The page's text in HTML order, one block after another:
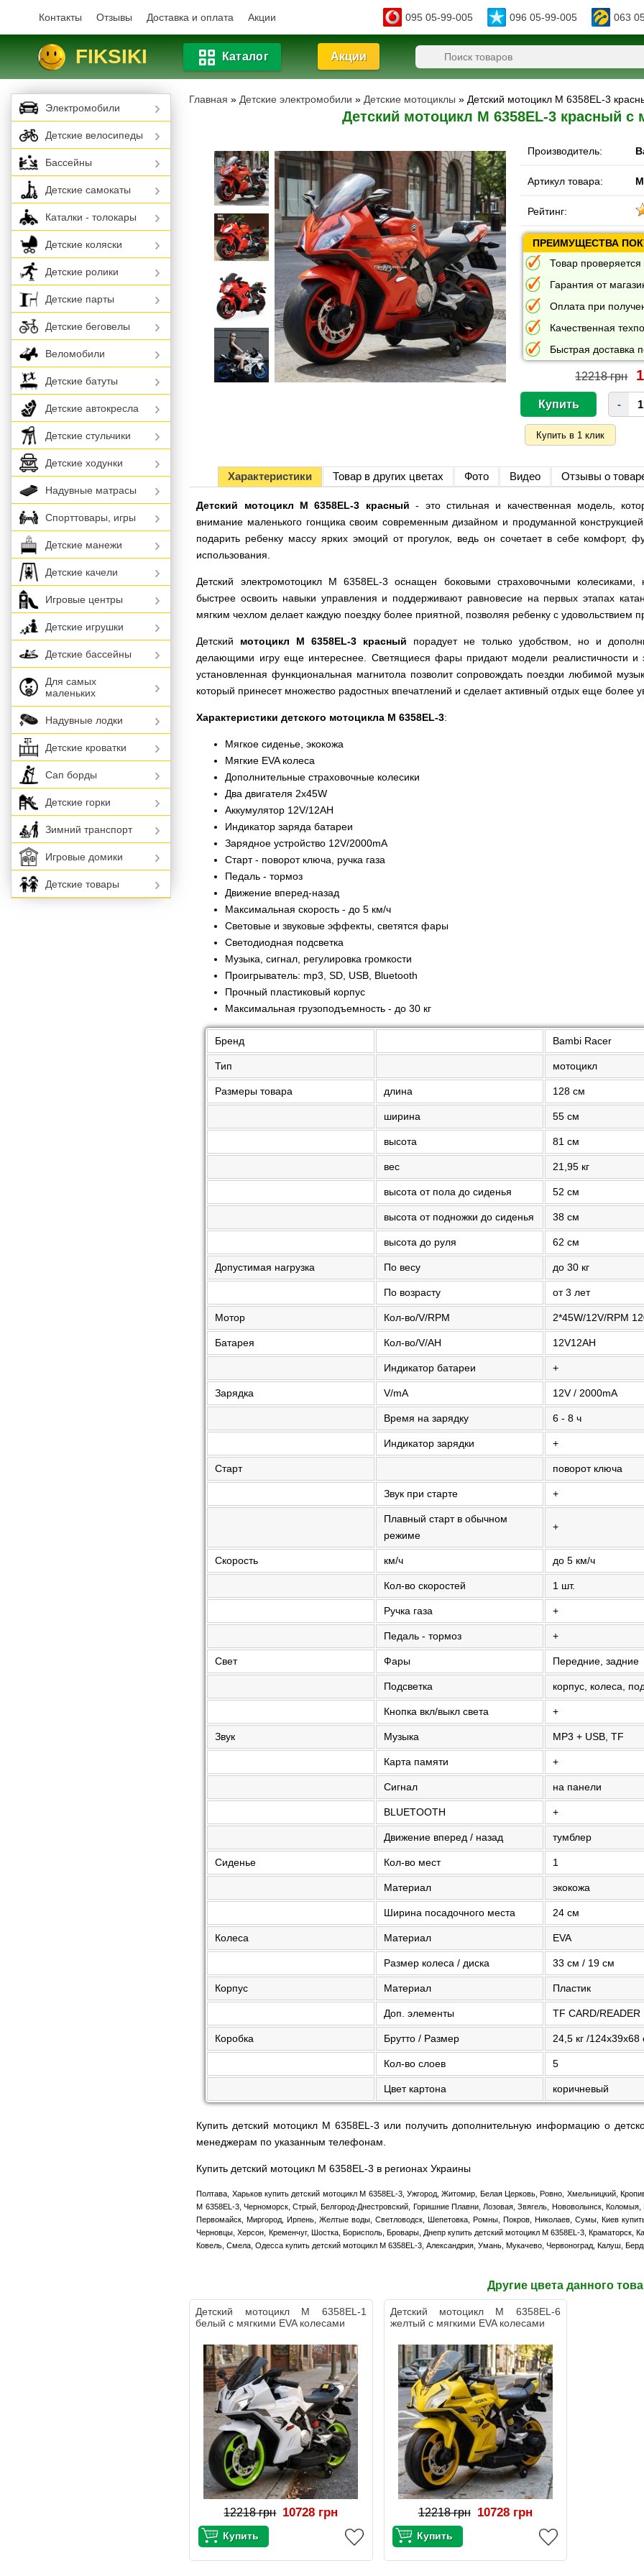
Контакты Отзывы Доставка и оплата Акции 095 05-99-005 096 05-99-005 063
FIKSIKI Каталог Акции
Главная » Детские электромобили » Детские мотоциклы » Детский мотоцикл M 6358EL-3
Детский мотоцикл M 6358EL-3 красный с
Производитель:
Артикул товара:
Рейтинг:
ПРЕИМУЩЕСТВА
Товар
Гарантия от
Оплата при
Качественная
Быстрая доставка
12218 грн
-
Характеристики Товар в других цветах Фото Видео Отзывы о
Детский мотоцикл M 6358EL-3 красный - это стильная и качественная модель,
внимание маленького гонщика своим современным дизайном и продуманной
подарить ребенку массу ярких эмоций от прогулок, ведь он сочетает в себе комфорт,
использования.
Детский электромотоцикл M 6358EL-3 оснащен боковыми страховочными колесиками,
быстрее освоить навыки управления и поддерживают равновесие на первых этапах
мягким чехлом делает каждую поездку более приятной, позволяя ребенку с удовольствием
Детский мотоцикл M 6358EL-3 красный порадует не только удобством, но и
делающими игру еще интереснее. Светящиеся фары придают модели реалистичности
установленная функциональная магнитола позволит сопровождать поездки любимой
который принесет множество радостных впечатлений и сделает активный отдых еще более
Характеристики детского мотоцикла M 6358EL-3:
Мягкое сиденье, экокожа
Мягкие EVA колеса
Дополнительные страховочные колесики
Два двигателя 2х45W
Аккумулятор 12V/12AH
Индикатор заряда батареи
Зарядное устройство 12V/2000mA
Старт - поворот ключа, ручка газа
Педаль - тормоз
Движение вперед-назад
Максимальная скорость - до 5 км/ч
Световые и звуковые эффекты, светятся фары
Светодиодная подсветка
Музыка, сигнал, регулировка громкости
Проигрыватель: mp3, SD, USB, Bluetooth
Прочный пластиковый корпус
Максимальная грузоподъемность - до 30 кг
Бренд Bambi Racer
Тип мотоцикл
Размеры товара длина 128 см
ширина 55 см
высота 81 см
вес 21,95 кг
высота от пола до сиденья 52 см
высота от подножки до сиденья 38 см
высота до руля 62 см
Допустимая нагрузка По весу до 30 кг
По возрасту от 3 лет
Мотор Кол-во/V/RPM 2*45W/12V/RPM
Батарея Кол-во/V/AH 12V12AH
Индикатор батареи +
Зарядка V/mA 12V / 2000mA
Время на зарядку 6 - 8 ч
Индикатор зарядки +
Старт поворот ключа
Звук при старте +
Плавный старт в обычном
режиме
+
Скорость км/ч до 5 км/ч
Кол-во скоростей 1 шт.
Ручка газа +
Педаль - тормоз +
Свет Фары Передние, задние
Подсветка корпус, колеса,
Кнопка вкл/выкл света +
Звук Музыка MP3 + USB, TF
Карта памяти +
Сигнал на панели
BLUETOOTH +
Движение вперед / назад тумблер
Сиденье Кол-во мест 1
Материал экокожа
Ширина посадочного места 24 см
Колеса Материал EVA
Размер колеса / диска 33 см / 19 см
Корпус Материал Пластик
Доп. элементы TF CARD/READER
Коробка Брутто / Размер 24,5 кг /124х39х68
Кол-во слоев 5
Цвет картона коричневый
Купить детский мотоцикл M 6358EL-3 или получить дополнительную информацию о
менеджерам по указанным телефонам.
Купить детский мотоцикл M 6358EL-3 в регионах Украины
Полтава, Харьков купить детский мотоцикл M 6358EL-3, Ужгород, Житомир, Белая Церковь, Ровно, Хмельницкий,
M 6358EL-3, Черноморск, Стрый, Белгород-Днестровский, Горишние Плавни, Лозовая, Звягель, Нововолынск,
Первомайск, Миргород, Ирпень, Желтые воды, Светловодск, Шепетовка, Ромны, Покров, Николаев, Сумы, Киев
Черновцы, Херсон, Кременчуг, Шостка, Борисполь, Бровары, Днепр купить детский мотоцикл M 6358EL-3, Краматорск,
Ковель, Смела, Одесса купить детский мотоцикл M 6358EL-3, Александрия, Умань, Мукачево, Червоноград, Калуш,
Другие цвета данного
Детский мотоцикл M 6358EL-1
белый с мягкими EVA колесами
12218 грн 10728 грн
Детский мотоцикл M 6358EL-6
желтый с мягкими EVA колесами
12218 грн 10728 грн
Электромобили
Детские велосипеды
Бассейны
Детские самокаты
Каталки - толокары
Детские коляски
Детские ролики
Детские парты
Детские беговелы
Веломобили
Детские батуты
Детские автокресла
Детские стульчики
Детские ходунки
Надувные матрасы
Спорттовары, игры
Детские манежи
Детские качели
Игровые центры
Детские игрушки
Детские бассейны
Для самых
маленьких
Надувные лодки
Детские кроватки
Сап борды
Детские горки
Зимний транспорт
Игровые домики
Детские товары